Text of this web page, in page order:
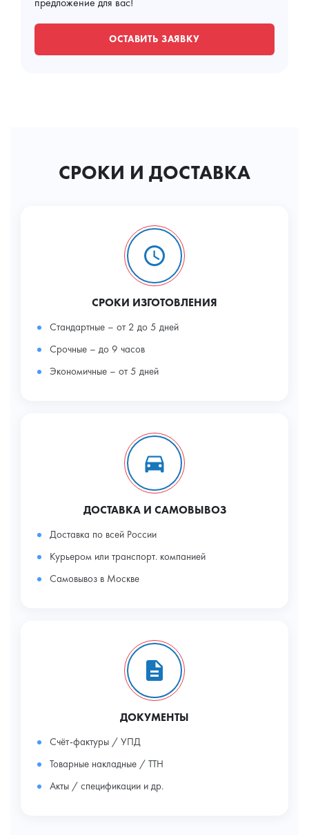
ОСТАВИТЬ ЗАЯВКУ
СРОКИ И ДОСТАВКА
СРОКИ ИЗГОТОВЛЕНИЯ
Стандартные – от 2 до 5 дней
Срочные – до 9 часов
Экономичные – от 5 дней
ДОСТАВКА И САМОВЫВОЗ
Доставка по всей России
Курьером или транспорт. компанией
Самовывоз в Москве
ДОКУМЕНТЫ
Счёт-фактуры / УПД
Товарные накладные / ТТН
Акты / спецификации и др.